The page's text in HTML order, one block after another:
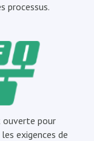
processus.
ouverte pour
exigences de